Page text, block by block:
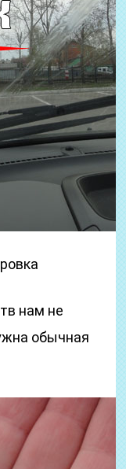
нам не
обычная